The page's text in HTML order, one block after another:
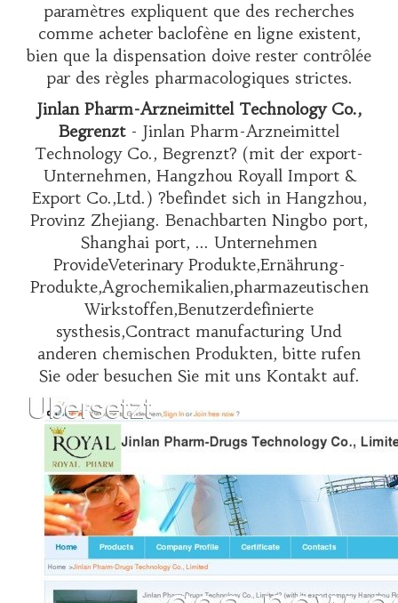
paramètres expliquent que des recherches
comme acheter baclofène en ligneexistent,
bien que la dispensation doive rester contrôlée
par des règles pharmacologiques strictes.
Jinlan Pharm-Arzneimittel Technology Co.,
Begrenzt- Jinlan Pharm-Arzneimittel
Technology Co., Begrenzt? (mit der export-
Unternehmen, Hangzhou Royall Import &
Export Co.,Ltd.) ?befindet sich in Hangzhou,
Provinz Zhejiang. Benachbarten Ningbo port,
Shanghai port, ... Unternehmen
ProvideVeterinary Produkte,Ernährung-
Produkte,Agrochemikalien,pharmazeutischen
Wirkstoffen,Benutzerdefinierte
systhesis,Contract manufacturing Und
anderen chemischen Produkten, bitte rufen
Sie oder besuchen Sie mit uns Kontakt auf.